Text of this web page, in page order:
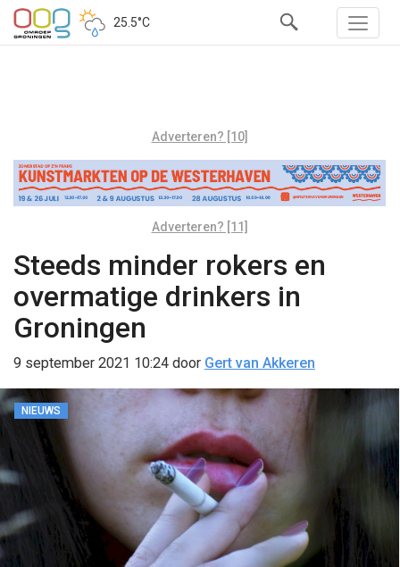
25.5°C
Adverteren? [10]
Adverteren? [11]
Steeds minder rokers en
overmatige drinkers in
Groningen
9 september 2021 10:24 door Gert van Akkeren
NIEUWS